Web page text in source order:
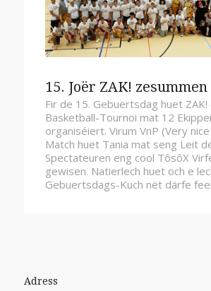
15. Joër ZAK!
Fir de 15. Gebuertsdag huet
Basketball-Tournoi mat 12
organiséiert. Virum VnP (Very
Match huet Tania mat seng Leit
Spectateuren eng cool TôsôX
gewisen. Natierlech huet och e
Gebuertsdags-Kuch nët därfe
Adress